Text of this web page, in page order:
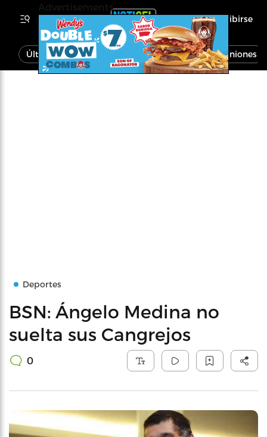
Inscribirse
Última Hora Noticias Economía Opiniones
Deportes
BSN: Ángelo Medina no
suelta sus Cangrejos
0
Advertisements